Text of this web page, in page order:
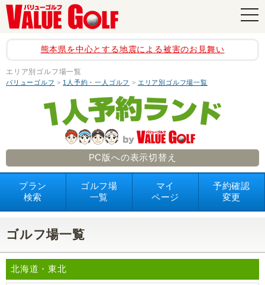
熊本県を中心とする地震による被害のお見舞い
エリア別ゴルフ場一覧
バリューゴルフ > 1人予約・一人ゴルフ > エリア別ゴルフ場一覧
PC版への表示切替え
プラン
検索
ゴルフ場
一覧
マイ
ページ
予約確認
変更
ゴルフ場一覧
北海道・東北